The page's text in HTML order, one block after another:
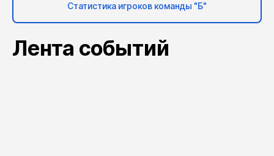
Статистика игроков команды "Б"
Лента событий